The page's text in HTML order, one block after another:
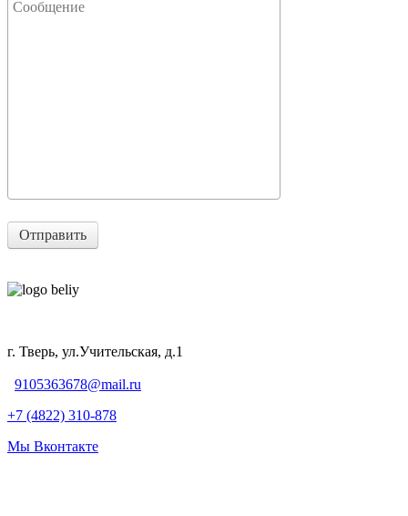
Отправить
г. Тверь, ул.Учительская, д.1
9105363678@mail.ru
+7 (4822) 310-878
Мы Вконтакте